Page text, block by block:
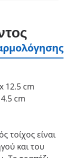
12.5 cm
cm
τοίχος είναι
και του